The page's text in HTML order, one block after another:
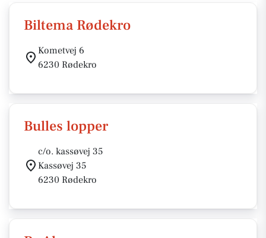
Biltema Rødekro
Kometvej 6
6230 Rødekro
Bulles lopper
c/o. kassøvej 35
Kassøvej 35
6230 Rødekro